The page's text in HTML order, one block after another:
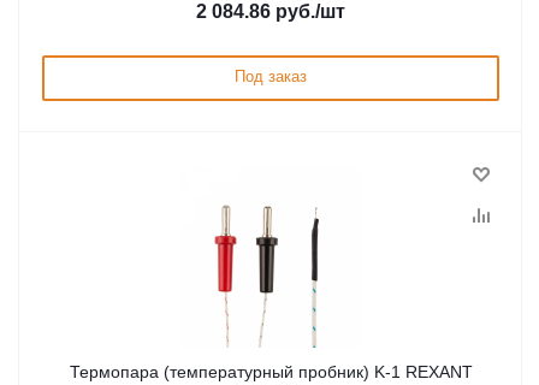
2 084.86 руб./шт
Под заказ
Термопара (температурный пробник) K-1 REXANT